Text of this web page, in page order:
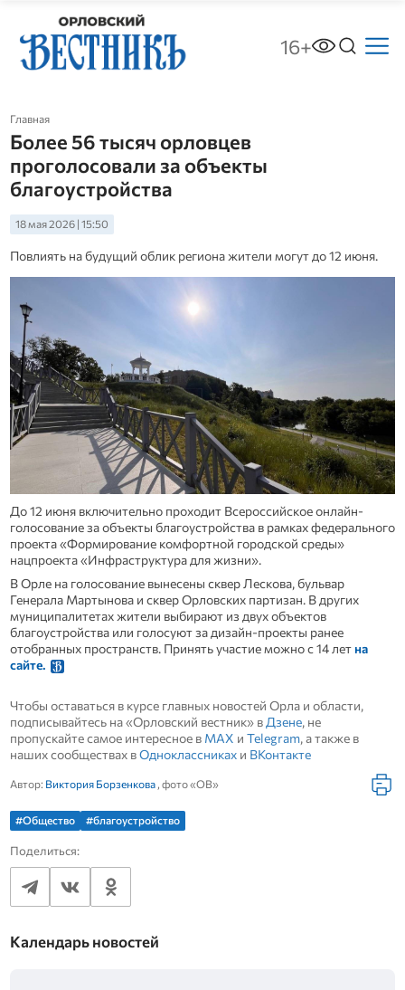
16+
Главная
Более 56 тысяч орловцев
проголосовали за объекты
благоустройства
18 мая 2026 | 15:50
Повлиять на будущий облик региона жители могут до 12 июня.
До 12 июня включительно проходит Всероссийское онлайн-
голосование за объекты благоустройства в рамках федерального
проекта «Формирование комфортной городской среды»
нацпроекта «Инфраструктура для жизни».
В Орле на голосование вынесены сквер Лескова, бульвар
Генерала Мартынова и сквер Орловских партизан. В других
муниципалитетах жители выбирают из двух объектов
благоустройства или голосуют за дизайн-проекты ранее
отобранных пространств. Принять участие можно с 14 летна
сайте.
Чтобы оставаться в курсе главных новостей Орла и области,
подписывайтесь на «Орловский вестник» в Дзене, не
пропускайте самое интересное в MAX и Telegram, а также в
наших сообществах вОдноклассникахи ВКонтакте
Автор: Виктория Борзенкова, фото «ОВ»
#Общество #благоустройство
Поделиться:
Календарь новостей